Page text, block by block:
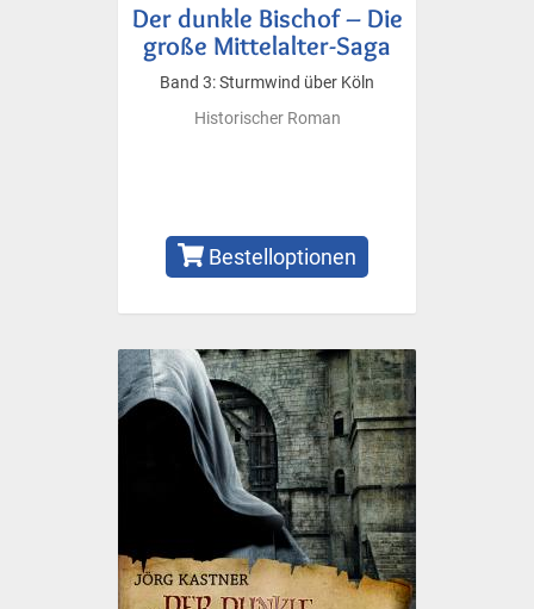
Der dunkle Bischof – Die
große Mittelalter-Saga
Band 3: Sturmwind über Köln
Historischer Roman
Bestelloptionen